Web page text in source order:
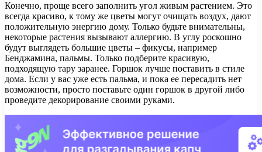
Конечно, проще всего заполнить угол живым растением. Это
всегда красиво, к тому же цветы могут очищать воздух, дают
положительную энергию дому. Только будьте внимательны,
некоторые растения вызывают аллергию. В углу роскошно
будут выглядеть большие цветы – фикусы, например
Бенджамина, пальмы. Только подберите красивую,
подходящую тару заранее. Горшок лучше поставить в стиле
дома. Если у вас уже есть пальма, и пока ее пересадить нет
возможности, просто поставьте один горшок в другой либо
проведите декорирование своими руками.